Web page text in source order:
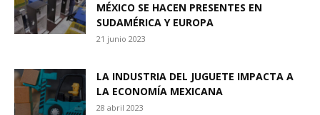
MÉXICO SE HACEN PRESENTES EN
SUDAMÉRICA Y EUROPA
21 junio 2023
LA INDUSTRIA DEL JUGUETE IMPACTA A
LA ECONOMÍA MEXICANA
28 abril 2023